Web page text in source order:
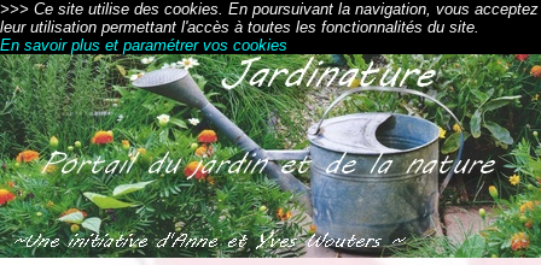
>>> Ce site utilise des cookies. En poursuivant la navigation, vous acceptez
leur utilisation permettant l'accès à toutes les fonctionnalités du site.
En savoir plus et paramétrer vos cookies